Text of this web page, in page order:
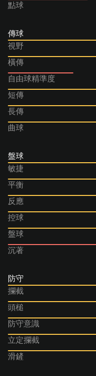
點球
傳球
視野
橫傳
自由球精準度
短傳
長傳
曲球
盤球
敏捷
平衡
反應
控球
盤球
沉著
防守
攔截
頭槌
防守意識
立定攔截
滑鏟